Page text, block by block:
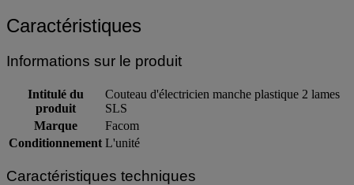
Caractéristiques
Informations sur le produit
Intitulé du
produit
Couteau d'électricien manche plastique 2 lames
SLS
Marque
Facom
Conditionnement L'unité
Caractéristiques techniques